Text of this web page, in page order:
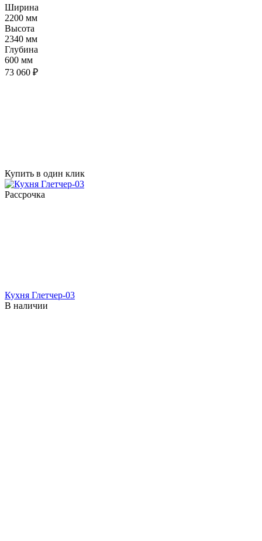
Ширина
2200 мм
Высота
2340 мм
Глубина
600 мм
73 060 ₽
Купить в один клик
Рассрочка
Кухня Глетчер-03
В наличии